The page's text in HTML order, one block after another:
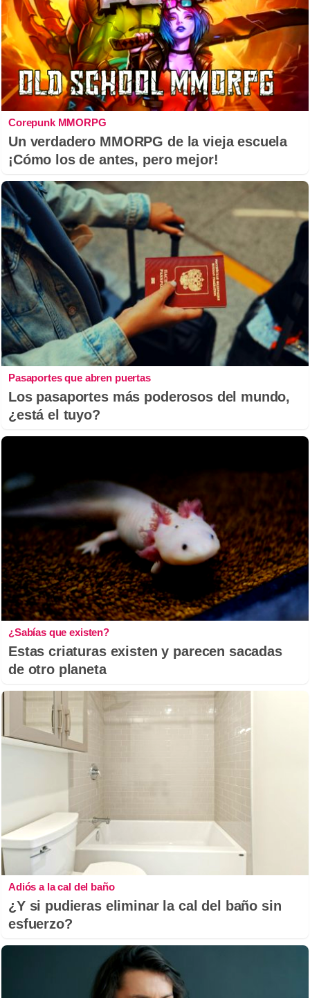
Corepunk MMORPG
Un verdadero MMORPG de la vieja escuela
¡Cómo los de antes, pero mejor!
Pasaportes que abren puertas
Los pasaportes más poderosos del mundo,
¿está el tuyo?
¿Sabías que existen?
Estas criaturas existen y parecen sacadas
de otro planeta
Adiós a la cal del baño
¿Y si pudieras eliminar la cal del baño sin
esfuerzo?